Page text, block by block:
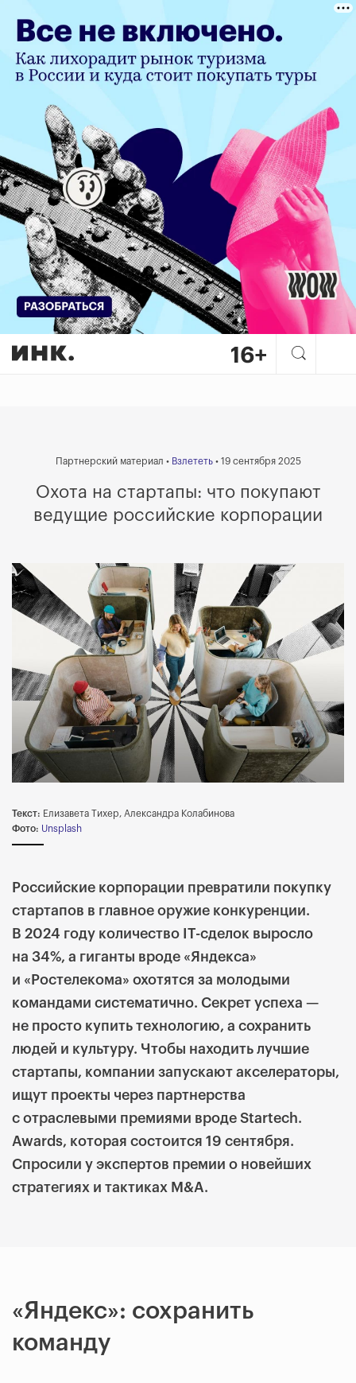
Охота на стартапы: что
Партнерский материал • Взлететь• 19 сентября 2025
Охота на стартапы: что покупают
ведущие российские корпорации
Текст: Елизавета Тихер, Александра Колабинова
Фото: Unsplash
Российские корпорации превратили покупку
стартапов в главное оружие конкуренции.
В 2024 году количество IT-сделок выросло
на 34%, а гиганты вроде «Яндекса»
и «Ростелекома» охотятся за молодыми
командами систематично. Секрет успеха —
не просто купить технологию, а сохранить
людей и культуру. Чтобы находить лучшие
стартапы, компании запускают акселераторы,
ищут проекты через партнерства
с отраслевыми премиями вроде Startech.
Awards, которая состоится 19 сентября.
Спросили у экспертов премии о новейших
стратегиях и тактиках M&A.
«Яндекс»: сохранить
команду